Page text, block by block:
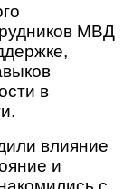
МВД
в
влияние
и